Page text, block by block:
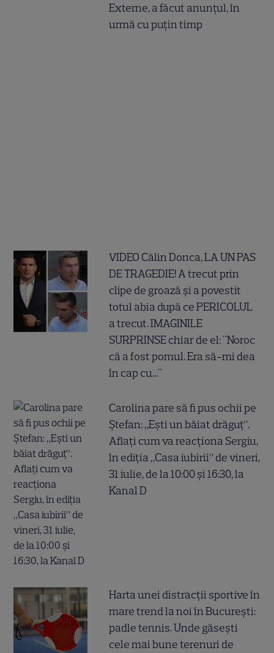
Externe, a făcut anunțul, în
urmă cu puțin timp
VIDEO Călin Donca, LA UN PAS
DE TRAGEDIE! A trecut prin
clipe de groază și a povestit
totul abia după ce PERICOLUL
a trecut. IMAGINILE
SURPRINSE chiar de el: "Noroc
că a fost pomul. Era să-mi dea
în cap cu..."
Carolina pare să fi pus ochii pe
Ștefan: „Ești un băiat drăguț”.
Aflați cum va reacționa Sergiu,
în ediția „Casa iubirii” de vineri,
31 iulie, de la 10:00 și 16:30, la
Kanal D
Harta unei distracții sportive în
mare trend la noi în București:
padle tennis. Unde găsești
cele mai bune terenuri de